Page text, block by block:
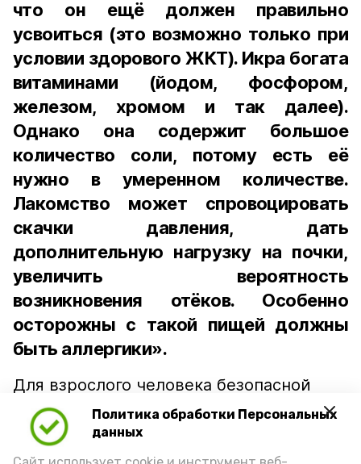
Политика обработки Персональных
данных
что он ещё должен правильно
усвоиться (это возможно только при
условии здорового ЖКТ). Икра богата
витаминами (йодом, фосфором,
железом, хромом и так далее).
Однако она содержит большое
количество соли, потому есть её
нужно в умеренном количестве.
Лакомство может спровоцировать
скачки давления, дать
дополнительную нагрузку на почки,
увеличить вероятность
возникновения отёков. Особенно
осторожны с такой пищей должны
быть аллергики».
Для взрослого человека безопасной
порцией икры считается 30-50 граммов
(2-3 ложки). При этом следует обратить
внимание на хлеб, с которым она